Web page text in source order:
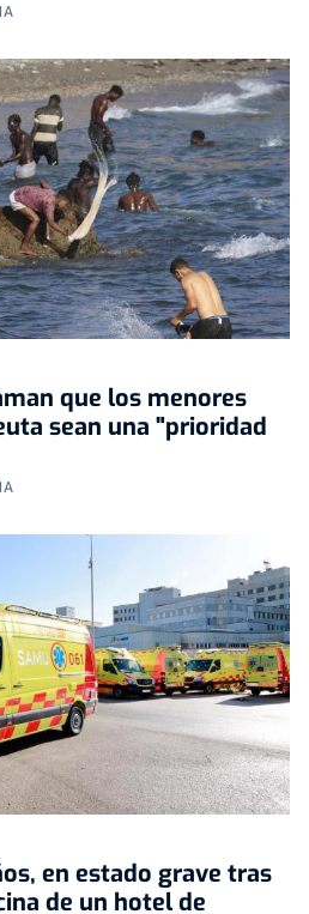
que los menores
sean una "prioridad
en estado grave tras
de un hotel de